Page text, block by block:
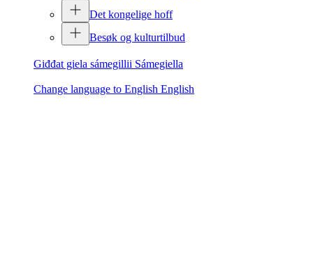
Det kongelige hoff
Besøk og kulturtilbud
Giđđat giela sámegillii Sámegiella
Change language to English English